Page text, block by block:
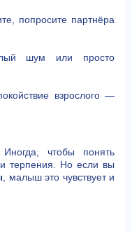
попросите партнёра
шум или просто
взрослого —
чтобы понять
терпения. Но если вы
, малыш это чувствует и